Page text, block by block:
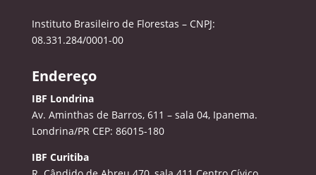
Instituto Brasileiro de Florestas – CNPJ:
08.331.284/0001-00
Endereço
IBF Londrina
Av. Aminthas de Barros, 611 – sala 04, Ipanema.
Londrina/PR CEP: 86015-180
IBF Curitiba